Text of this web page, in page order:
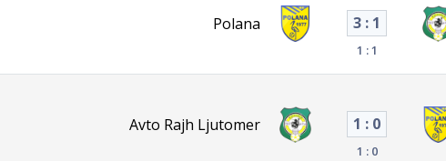
Polana 3 : 1
1 : 1
Avto Rajh Ljutomer 1 : 0
1 : 0